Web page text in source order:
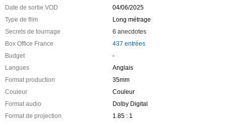
Date de sortie VOD
04/06/2025
Type de film
Long métrage
Secrets de tournage
6 anecdotes
Box Office France
437 entrées
Budget
-
Langues
Anglais
Format production
35mm
Couleur
Couleur
Format audio
Dolby Digital
Format de projection
1.85 : 1